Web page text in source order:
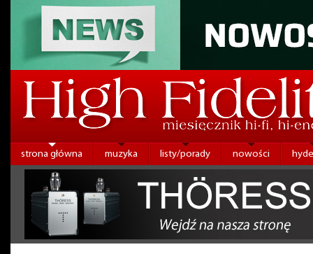
strona główna muzyka listy/porady nowości